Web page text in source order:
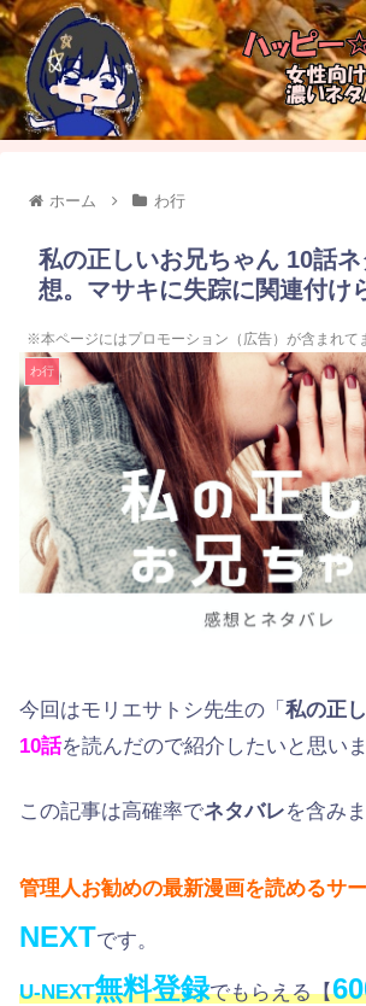
ホーム わ行
私の正しいお兄ちゃん 10話
想。マサキに失踪に関連付け
※本ページにはプロモーション（広告）が含まれて
わ行
今回はモリエサトシ先生の「 私の正
10話を読んだので紹介したいと思いま
この記事は高確率でネタバレを含みま
管理人お勧めの最新漫画を読めるサ
NEXTです。
U-NEXT無料登録でもらえる【